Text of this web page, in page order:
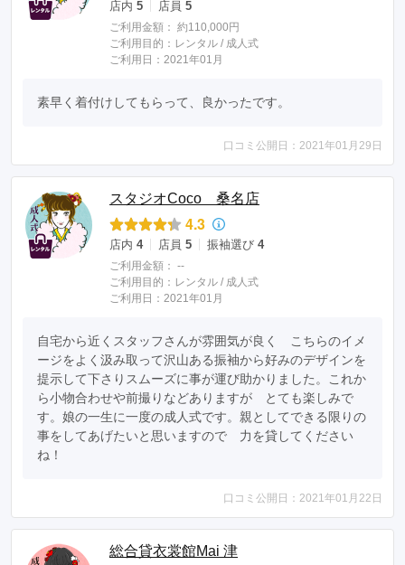
店内 5 店員 5
ご利用金額： 約110,000円
ご利用目的： レンタル / 成人式
ご利用日：2021年01月
素早く着付けしてもらって、良かったです。
口コミ公開日：2021年01月29日
スタジオCoco 桑名店
4.3
店内 4 店員 5 振袖選び 4
ご利用金額： --
ご利用目的： レンタル / 成人式
ご利用日：2021年01月
自宅から近くスタッフさんが雰囲気が良く　こちらのイメ
ージをよく汲み取って沢山ある振袖から好みのデザインを
提示して下さりスムーズに事が運び助かりました。これか
ら小物合わせや前撮りなどありますが　とても楽しみで
す。娘の一生に一度の成人式です。親としてできる限りの
事をしてあげたいと思いますので　力を貸してください
ね！
口コミ公開日：2021年01月22日
総合貸衣裳館Mai 津